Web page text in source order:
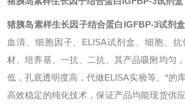
猪胰岛素样生长因子结合蛋白IGFBP-3试剂盒
血清、细胞因子、ELISA试剂盒、细胞、抗
材、培养基、一抗、二抗、其产品吸附均匀
低，孔底透明度高，代做ELISA实验等。*的
高效稳定的纯化技术，保证产品均能现货供